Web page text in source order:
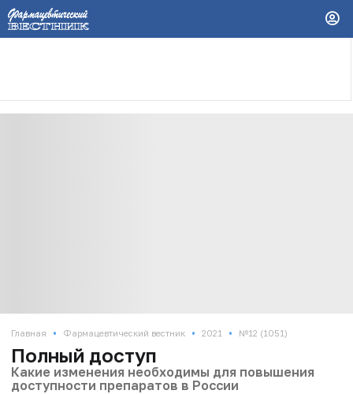
Главная • Фармацевтический вестник • 2021 • №12 (1051)
Полный доступ
Какие изменения необходимы для повышения
доступности препаратов в России